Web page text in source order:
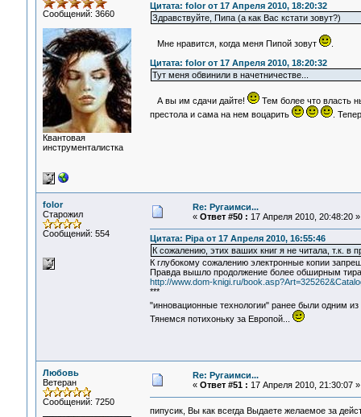
Сообщений: 3660
Квантовая
инструменталистка
Цитата: folor от 17 Апреля 2010, 18:20:32
Здравствуйте, Пипа (а как Вас кстати зовут?)
Мне нравится, когда меня Пипой зовут
.
Цитата: folor от 17 Апреля 2010, 18:20:32
Тут меня обвинили в начетничестве...
А вы им сдачи дайте!
Тем более что власть
престола и сама на нем воцарить
.
folor
Старожил
Сообщений: 554
Re: Ругаимси...
« Ответ #50 : 17 Апреля 2010, 20:48:20 »
Цитата: Pipa от 17 Апреля 2010, 16:55:46
К сожалению, этих ваших книг я не читала, т.к. в
К глубокому сожалению электронные копии
Правда вышло продолжение более обширным
http://www.dom-knigi.ru/
***
"инновационные технологии" ранее были одним
Тянемся потихоньку за Европой...
Любовь
Ветеран
Сообщений: 7250
Re: Ругаимси...
« Ответ #51 : 17 Апреля 2010, 21:30:07 »
пипусик, Вы как всегда Выдаете желаемое за